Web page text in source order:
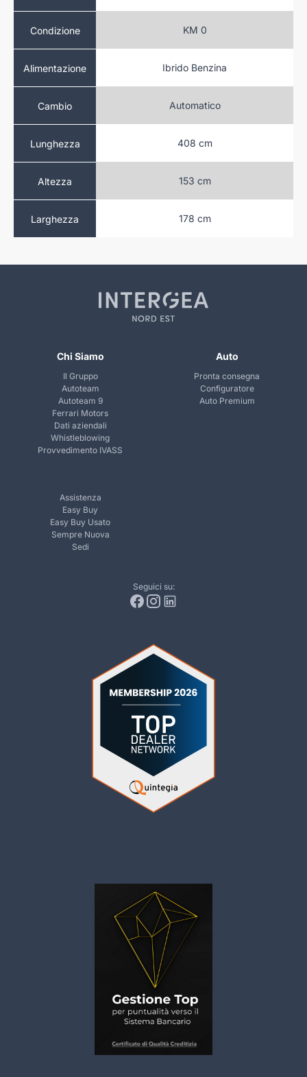
Condizione
Alimentazione
Cambio
Lunghezza
Altezza
Larghezza
KM 0
Ibrido Benzina
Automatico
408 cm
153 cm
178 cm
Chi Siamo
Il Gruppo
Autoteam
Autoteam 9
Ferrari Motors
Dati aziendali
Whistleblowing
Provvedimento IVASS
Auto
Pronta consegna
Configuratore
Auto Premium
Assistenza
Easy Buy
Easy Buy Usato
Sempre Nuova
Sedi
Seguici su: